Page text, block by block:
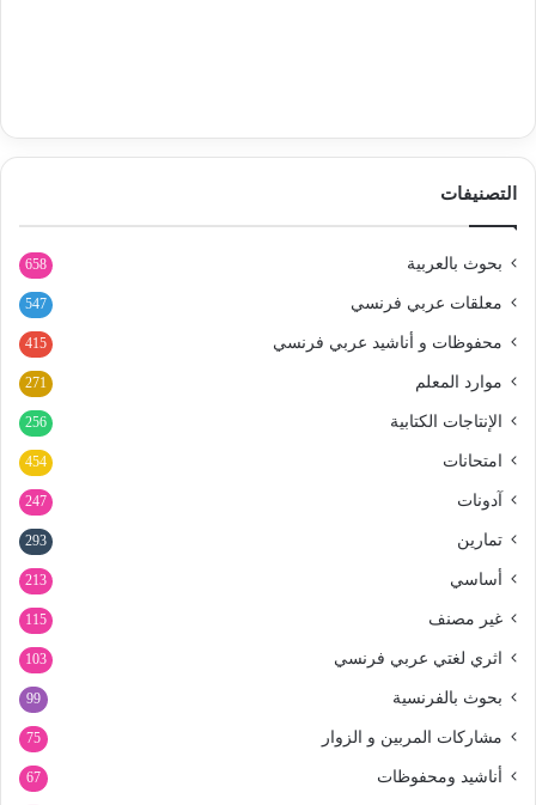
التصنيفات
بحوث بالعربية 658
معلقات عربي فرنسي 547
محفوظات و أناشيد عربي فرنسي 415
موارد المعلم 271
الإنتاجات الكتابية 256
امتحانات 454
آدونات 247
تمارين 293
أساسي 213
غير مصنف 115
اثري لغتي عربي فرنسي 103
بحوث بالفرنسية 99
مشاركات المربين و الزوار 75
أناشيد ومحفوظات 67